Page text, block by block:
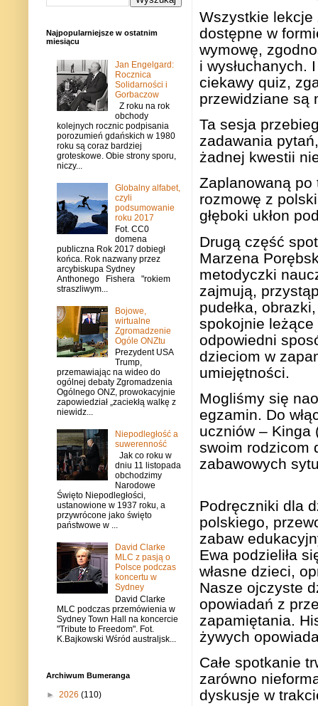
Wszystkie lekcje
dostępne w
wymowę,
i wysłuchanych.
ciekawy quiz,
przewidziane są
Ta sesja
zadawania
żadnej kwestii
Zaplanowaną po
rozmowę z
głęboki ukłon
Drugą część
Marzena
metodyczki
zajmują,
pudełka,
spokojnie
odpowiedni
dzieciom w
umiejętności.
Mogliśmy się
egzamin. Do
uczniów – Kinga
swoim rodzicom
zabawowych
Podręczniki dla
polskiego,
zabaw
Ewa podzieliła
własne dzieci,
Nasze ojczyste
opowiadań z
zapamiętania.
żywych
Całe spotkanie
zarówno
dyskusje w
Najpopularniejsze w ostatnim
miesiącu
Jan Engelgard:
Rocznica
Solidarności i
Gorbaczow
Z roku na rok
obchody
kolejnych rocznic podpisania
porozumień gdańskich w 1980
roku są coraz bardziej
groteskowe. Obie strony sporu,
niczy...
Globalny alfabet,
czyli
podsumowanie
roku 2017
Fot. CC0
domena
publiczna Rok 2017 dobiegł
końca. Rok nazwany przez
arcybiskupa Sydney
Anthonego Fishera "rokiem
straszliwym...
Bojowe,
wirtualne
Zgromadzenie
Ogóle ONZtu
Prezydent USA
Trump,
przemawiając na wideo do
ogólnej debaty Zgromadzenia
Ogólnego ONZ, prowokacyjnie
zapowiedział „zaciekłą walkę z
niewidz...
Niepodległość a
suwerenność
Jak co roku w
dniu 11 listopada
obchodzimy
Narodowe
Święto Niepodległości,
ustanowione w 1937 roku, a
przywrócone jako święto
państwowe w ...
David Clarke
MLC z pasją o
Polsce podczas
koncertu w
Sydney
David Clarke
MLC podczas przemówienia w
Sydney Town Hall na koncercie
"Tribute to Freedom". Fot.
K.Bajkowski Wśród australjsk...
Archiwum Bumeranga
► 2026 (110)